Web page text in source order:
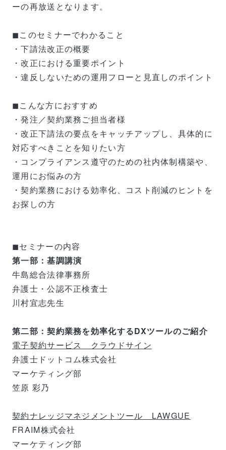
ーの再放送となります。
◼このセミナーでわかること
・下請法改正の概要
・改正における重要ポイント
・違反しないための運用フローと見直しのポイント
◼︎こんな方におすすめ
・発注／契約業務ご担当者様
・改正下請法の要点をキャッチアップし、具体的に
対応すべきことを知りたい方
・コンプライアンス遵守のための社内体制構築や、
運用にお悩みの方
・契約業務における効率化、コスト削減のヒントを
お探しの方
◼︎セミナーの内容
第一部：基調講演
牛島総合法律事務所
弁護士・公認不正検査士
川村宜志先生
第二部：契約業務を効率化するDXツールのご紹介
電子契約サービス クラウドサイン
弁護士ドットコム株式会社
マーケティング部
笠原 彩乃
契約ナレッジマネジメントツール LAWGUE
FRAIM株式会社
マーケティング部